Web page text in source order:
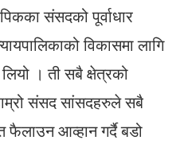
संसदको पूर्वाधार
विकासमा लागि
। ती सबै क्षेत्रको
संसद सांसदहरुले सबै
आव्हान गर्दै बडो